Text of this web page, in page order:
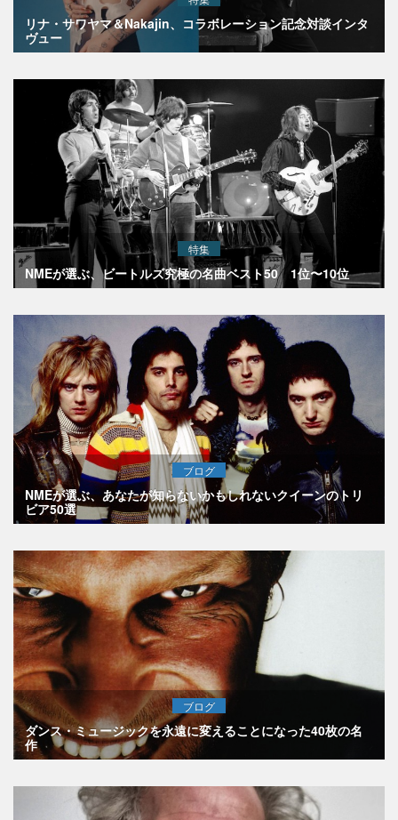
リナ・サワヤマ＆Nakajin、コラボレーション記念対談インタ
ヴュー
特集
NMEが選ぶ、ビートルズ究極の名曲ベスト50 1位〜10位
ブログ
NMEが選ぶ、あなたが知らないかもしれないクイーンのトリ
ビア50選
ブログ
ダンス・ミュージックを永遠に変えることになった40枚の名
作